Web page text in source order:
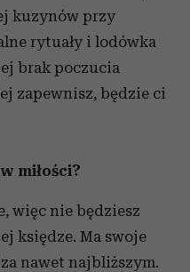
kuzynów przy
rytuały i lodówka
brak poczucia
zapewnisz, będzie ci
miłości?
więc nie będziesz
księdze. Ma swoje
nawet najbliższym.